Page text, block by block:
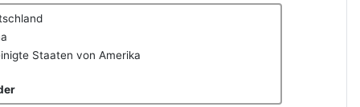
Staaten von Amerika